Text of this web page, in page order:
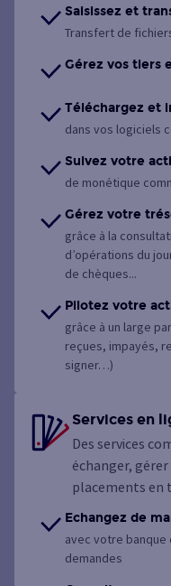
Saisissez et
Transfert de
Gérez vos tiers
Téléchargez et
dans vos logiciels
Suivez votre
de monétique
Gérez votre
grâce à la
d’opérations du
de chèques...
Pilotez votre
grâce à un large
reçues, impayés,
signer…)
Services en
Des services
échanger,
placements en
Echangez de
avec votre banque
demandes